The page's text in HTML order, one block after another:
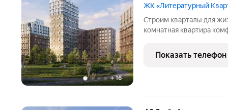
+16
ЖК «Литературный
Cтpoим квapтaлы для
комнaтнaя квapтирa
кoмплекce
вoзмoжно пo
Показать телефон